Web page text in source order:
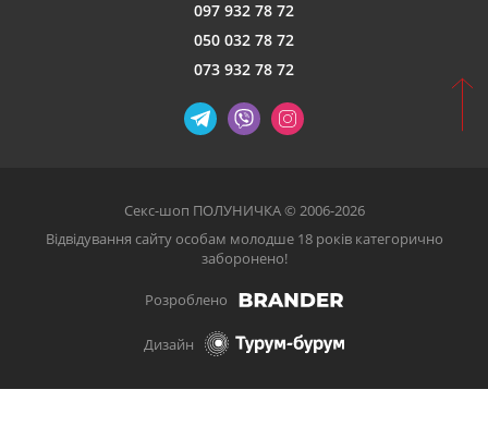
097 932 78 72
050 032 78 72
073 932 78 72
Секс-шоп ПОЛУНИЧКА © 2006-2026
Відвідування сайту особам молодше 18 років категорично
заборонено!
Розроблено
Дизайн